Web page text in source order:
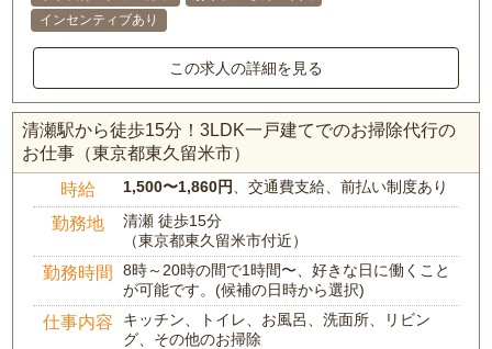
インセンティブあり
この求人の詳細を見る
清瀬駅から徒歩15分！3LDK一戸建てでのお掃除代行の
お仕事（東京都東久留米市）
時給 1,500〜1,860円 、交通費支給、前払い制度あり
勤務地
清瀬 徒歩15分
（東京都東久留米市付近）
勤務時間
8時～20時の間で1時間〜、好きな日に働くこと
が可能です。(候補の日時から選択)
仕事内容
キッチン、トイレ、お風呂、洗面所、リビン
グ、その他のお掃除